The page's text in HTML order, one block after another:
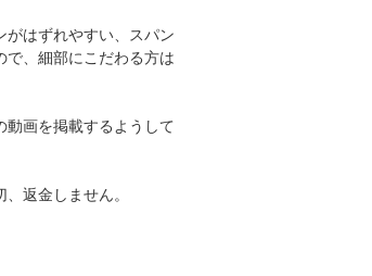
がはずれやすい、スパン
で、細部にこだわる方は
動画を掲載するようして
返金しません。